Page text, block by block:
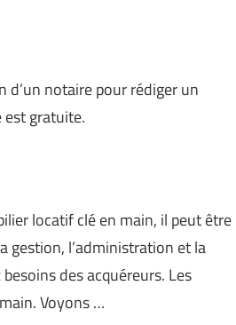
d’un notaire pour rédiger un
est gratuite.
locatif clé en main, il peut être
gestion, l’administration et la
des acquéreurs. Les
Voyons …